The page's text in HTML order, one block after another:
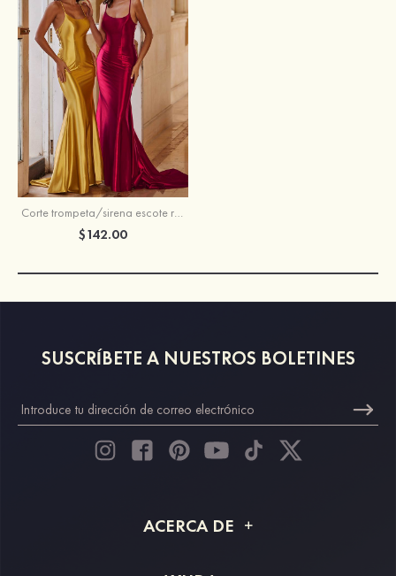
Corte trompeta/sirena escote redondo seda como el satén barrer tren vestido de graduación
$142.00
SUSCRÍBETE A NUESTROS BOLETINES
ACERCA DE